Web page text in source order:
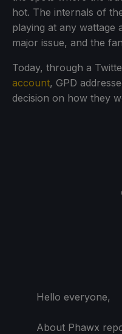
hot. The internals of
playing at any wattage
major issue, and the
Today, through a
account, GPD
decision on how they
Hello everyone,
About Phawx